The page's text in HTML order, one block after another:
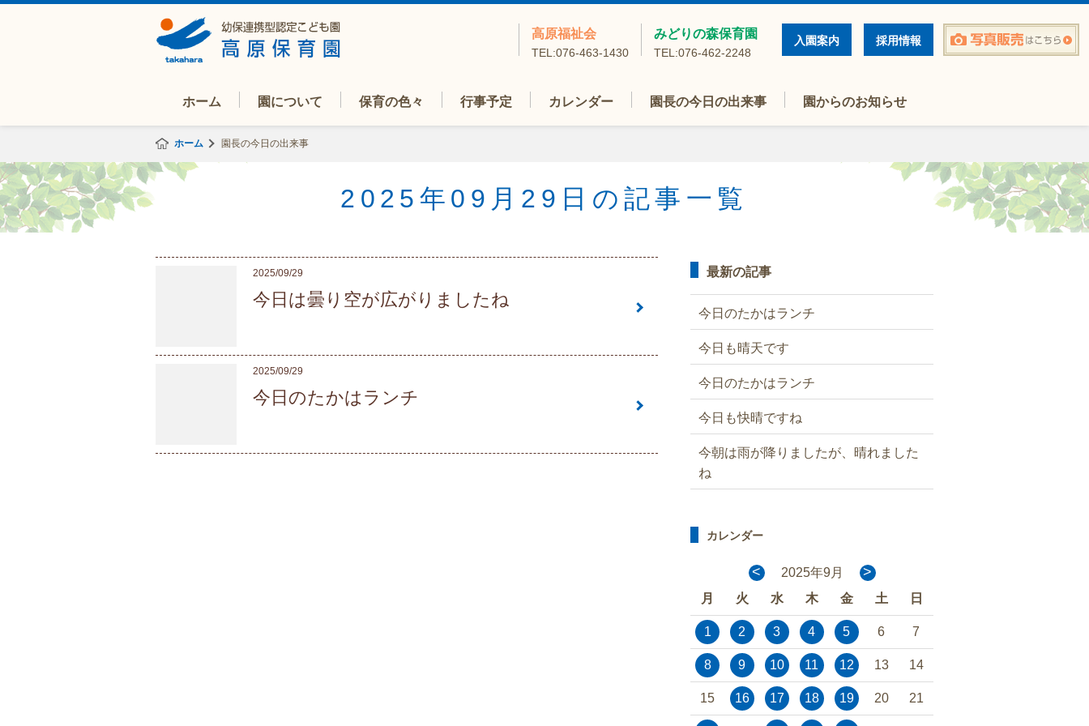
ホーム 園について 保育の色々 行事予定 カレンダー 園長の今日の出来事 園からのお知らせ
高原福祉会
TEL:076-463-1430
みどりの森保育園
TEL:076-462-2248
入園案内 採用情報
ホーム 園長の今日の出来事
2025年09月29日の記事一覧
2025/09/29
今日は曇り空が広がりましたね
2025/09/29
今日のたかはランチ
最新の記事
今日のたかはランチ
今日も晴天です
今日のたかはランチ
今日も快晴ですね
今朝は雨が降りましたが、晴れました
ね
カレンダー
< 2025年9月 >
月 火 水 木 金 土 日
1 2 3 4 5 6 7
8 9 10 11 12 13 14
15 16 17 18 19 20 21